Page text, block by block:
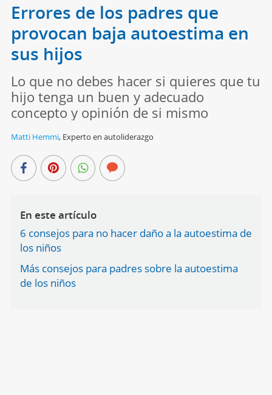
Errores de los padres que
provocan baja autoestima en
sus hijos
Lo que no debes hacer si quieres que tu
hijo tenga un buen y adecuado
concepto y opinión de si mismo
Matti Hemmi, Experto en autoliderazgo
En este artículo
6 consejos para no hacer daño a la autoestima de
los niños
Más consejos para padres sobre la autoestima
de los niños